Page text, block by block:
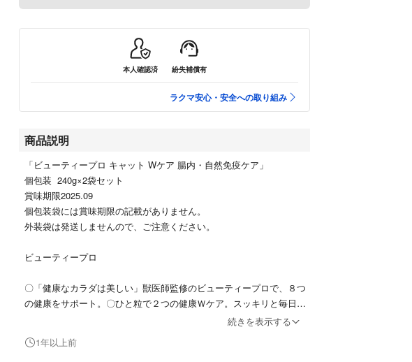
本人確認済 紛失補償有
ラクマ安心・安全への取り組み
商品説明
「ビューティープロ キャット Wケア 腸内・自然免疫ケア」
個包装 240g×2袋セット
賞味期限2025.09
個包装袋には賞味期限の記載がありません。
外装袋は発送しませんので、ご注意ください。
ビューティープロ
〇「健康なカラダは美しい」獣医師監修のビューティープロで、８つ
の健康をサポート。〇ひと粒で２つの健康Ｗケア。スッキリと毎日を
過ごしたい室内猫へカラダの中から健康を守る栄養バランス。〇プレ
の健康維持。ビフィズス菌ＢＲー１０８配合。
続きを表示する
1年以上前